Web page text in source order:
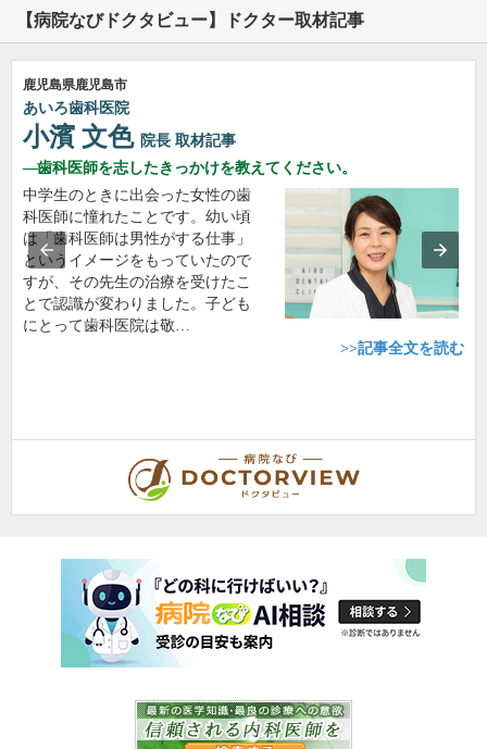
【病院なびドクタビュー】ドクター取材記事
鹿児島県鹿児島市
あいろ歯科医院
小濱 文色 院長 取材記事
歯科医師を志したきっかけを教えてください。
中学生のときに出会った女性の歯
科医師に憧れたことです。幼い頃
は「歯科医師は男性がする仕事」
というイメージをもっていたので
すが、その先生の治療を受けたこ
とで認識が変わりました。子ども
にとって歯科医院は敬…
>>記事全文を読む